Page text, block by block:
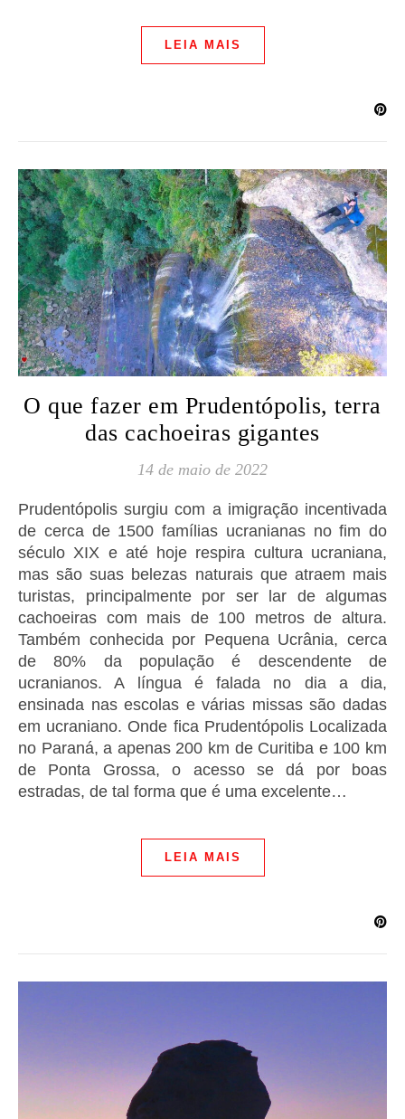
LEIA MAIS
O que fazer em Prudentópolis, terra
das cachoeiras gigantes
14 de maio de 2022
Prudentópolis surgiu com a imigração incentivada
de cerca de 1500 famílias ucranianas no fim do
século XIX e até hoje respira cultura ucraniana,
mas são suas belezas naturais que atraem mais
turistas, principalmente por ser lar de algumas
cachoeiras com mais de 100 metros de altura.
Também conhecida por Pequena Ucrânia, cerca
de 80% da população é descendente de
ucranianos. A língua é falada no dia a dia,
ensinada nas escolas e várias missas são dadas
em ucraniano. Onde fica Prudentópolis Localizada
no Paraná, a apenas 200 km de Curitiba e 100 km
de Ponta Grossa, o acesso se dá por boas
estradas, de tal forma que é uma excelente…
LEIA MAIS